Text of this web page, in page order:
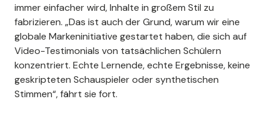
immer einfacher wird, Inhalte in großem Stil zu
fabrizieren. „Das ist auch der Grund, warum wir eine
globale Markeninitiative gestartet haben, die sich auf
Video-Testimonials von tatsächlichen Schülern
konzentriert. Echte Lernende, echte Ergebnisse, keine
geskripteten Schauspieler oder synthetischen
Stimmen“, fährt sie fort.